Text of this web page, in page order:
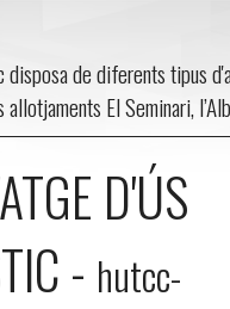
disposa de diferents tipus
El Seminari,
D'ÚS
- hutcc-